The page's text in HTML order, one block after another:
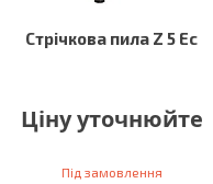
Стрічкова пила Z 5 Ec
Ціну уточнюйте
Під замовлення